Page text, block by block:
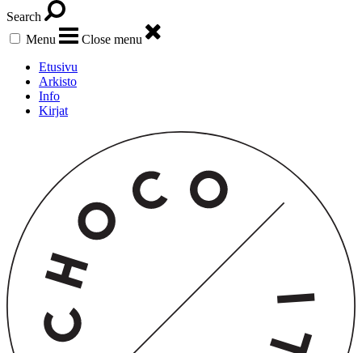
Search
Menu
Close menu
Etusivu
Arkisto
Info
Kirjat